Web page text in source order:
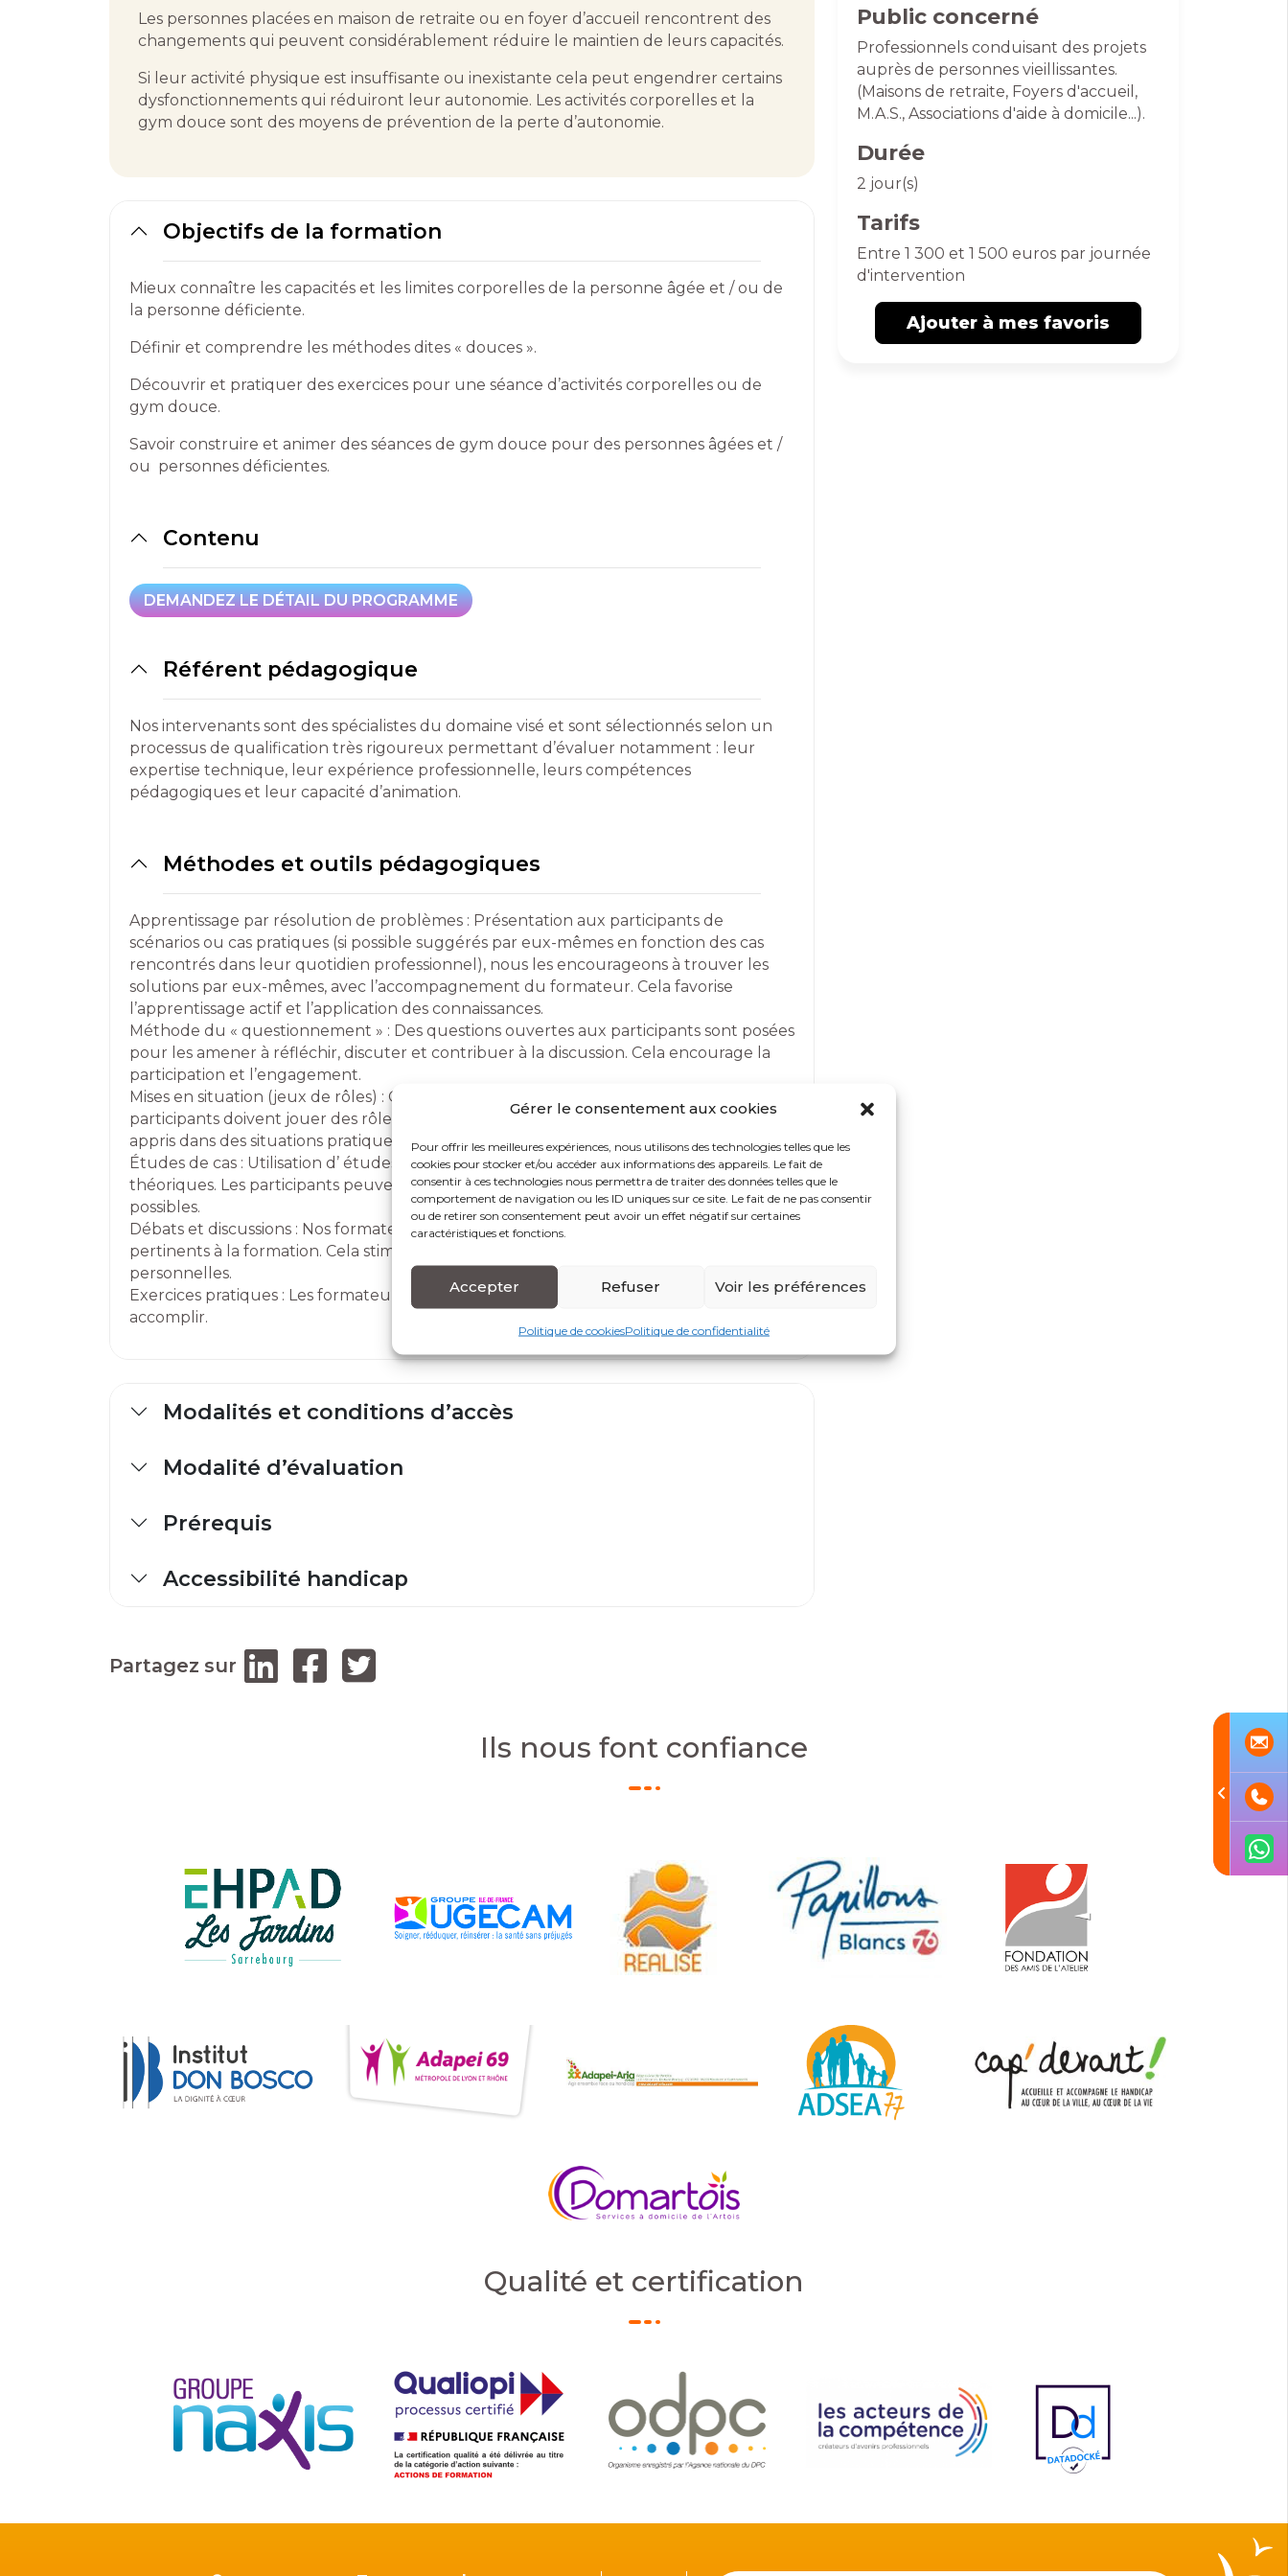
Gérer le consentement aux cookies
Pour offrir les meilleures expériences, nous utilisons des technologies telles que les
cookies pour stocker et/ou accéder aux informations des appareils. Le fait de
consentir à ces technologies nous permettra de traiter des données telles que le
comportement de navigation ou les ID uniques sur ce site. Le fait de ne pas consentir
ou de retirer son consentement peut avoir un effet négatif sur certaines
caractéristiques et fonctions.
Accepter Refuser Voir les préférences
Politique de cookiesPolitique de confidentialité
Les personnes placées en maison de retraite ou en foyer d’accueil rencontrent des
changements qui peuvent considérablement réduire le maintien de leurs capacités.
Si leur activité physique est insuffisante ou inexistante cela peut engendrer certains
dysfonctionnements qui réduiront leur autonomie. Les activités corporelles et la
gym douce sont des moyens de prévention de la perte d’autonomie.
Objectifs de la formation
Mieux connaître les capacités et les limites corporelles de la personne âgée et / ou de
la personne déficiente.
Définir et comprendre les méthodes dites « douces ».
Découvrir et pratiquer des exercices pour une séance d’activités corporelles ou de
gym douce.
Savoir construire et animer des séances de gym douce pour des personnes âgées et /
ou personnes déficientes.
Contenu
DEMANDEZ LE DÉTAIL DU PROGRAMME
DEMANDEZ LE DÉTAIL DU PROGRAMME
Référent pédagogique
Nos intervenants sont des spécialistes du domaine visé et sont sélectionnés selon un
processus de qualification très rigoureux permettant d’évaluer notamment : leur
expertise technique, leur expérience professionnelle, leurs compétences
pédagogiques et leur capacité d’animation.
Méthodes et outils pédagogiques
Apprentissage par résolution de problèmes : Présentation aux participants de
scénarios ou cas pratiques (si possible suggérés par eux-mêmes en fonction des cas
rencontrés dans leur quotidien professionnel), nous les encourageons à trouver les
solutions par eux-mêmes, avec l’accompagnement du formateur. Cela favorise
l’apprentissage actif et l’application des connaissances.
Méthode du « questionnement » : Des questions ouvertes aux participants sont posées
pour les amener à réfléchir, discuter et contribuer à la discussion. Cela encourage la
participation et l’engagement.
Mises en situation (jeux de rôles) : Création de scénarios de la vie réelle où les
participants doivent jouer des rôles spécifiques. Cela les aide à appliquer les concepts
appris dans des situations pratiques.
Études de cas : Utilisation d’ études de cas réels ou fictifs pour illustrer des concepts
théoriques. Les participants peuvent analyser ces cas et discuter des solutions
possibles.
Débats et discussions : Nos formateurs encouragent les débats sur des sujets
pertinents à la formation. Cela stimule la réflexion critique et l’expression d’opinions
personnelles.
Exercices pratiques : Les formateurs donnent aux participants des tâches pratiques à
accomplir.
Modalités et conditions d’accès
Modalité d’évaluation
Prérequis
Accessibilité handicap
Partagez sur
Public concerné
Professionnels conduisant des projets
auprès de personnes vieillissantes.
(Maisons de retraite, Foyers d'accueil,
M.A.S., Associations d'aide à domicile...).
Durée
2 jour(s)
Tarifs
Entre 1 300 et 1 500 euros par journée
d'intervention
Ajouter à mes favoris
Ils nous font confiance
Qualité et certification